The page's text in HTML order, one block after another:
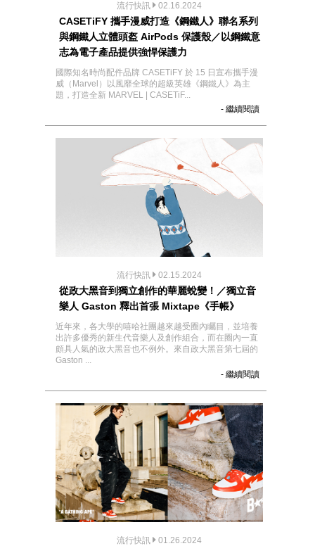
流行快訊 02.16.2024
CASETiFY 攜手漫威打造《鋼鐵人》聯名系列
與鋼鐵人立體頭盔 AirPods 保護殼／以鋼鐵意
志為電子產品提供強悍保護力
國際知名時尚配件品牌 CASETiFY 於 15 日宣布攜手漫
威（Marvel）以風靡全球的超級英雄《鋼鐵人》為主
題，打造全新 MARVEL | CASETiF...
- 繼續閱讀
流行快訊 02.15.2024
從政大黑音到獨立創作的華麗蛻變！／獨立音
樂人 Gaston 釋出首張 Mixtape《手帳》
近年來，各大學的嘻哈社團越來越受圈內矚目，並培養
出許多優秀的新生代音樂人及創作組合，而在圈內一直
頗具人氣的政大黑音也不例外。來自政大黑音第七屆的
Gaston ...
- 繼續閱讀
流行快訊 01.26.2024